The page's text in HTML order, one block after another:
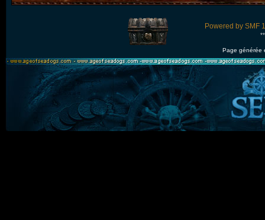
Powered by SMF
Page générée